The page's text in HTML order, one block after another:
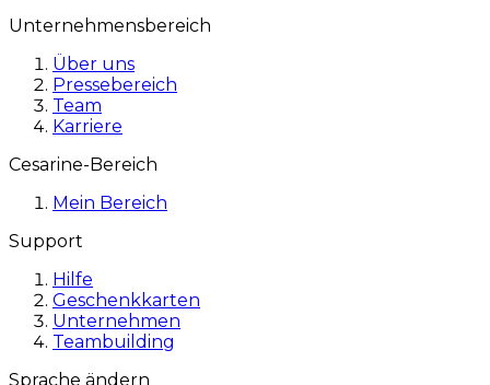
Unternehmensbereich
Über uns
Pressebereich
Team
Karriere
Cesarine-Bereich
Mein Bereich
Support
Hilfe
Geschenkkarten
Unternehmen
Teambuilding
Sprache ändern